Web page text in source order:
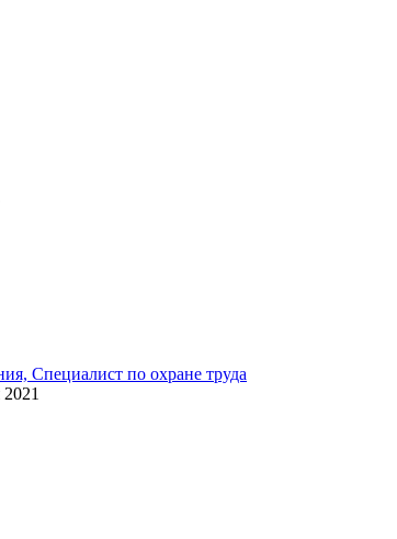
Специалист по охране труда